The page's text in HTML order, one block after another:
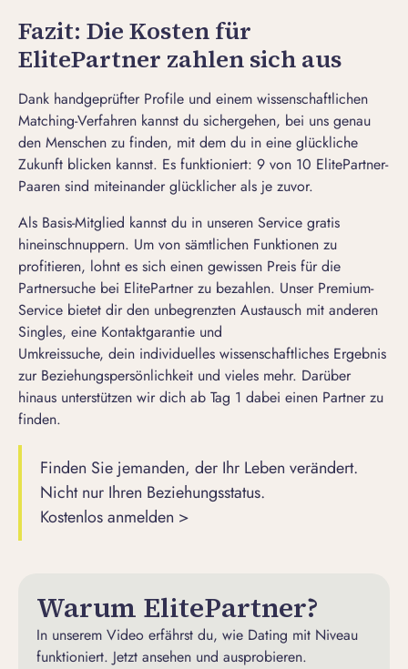
Fazit: Die Kosten für
ElitePartner zahlen sich aus
Dank handgeprüfter Profile und einem wissenschaftlichen
Matching-Verfahren kannst du sichergehen, bei uns genau
den Menschen zu finden, mit dem du in eine glückliche
Zukunft blicken kannst. Es funktioniert: 9 von 10 ElitePartner-
Paaren sind miteinander glücklicher als je zuvor.
Als Basis-Mitglied kannst du in unseren Service gratis
hineinschnuppern. Um von sämtlichen Funktionen zu
profitieren, lohnt es sich einen gewissen Preis für die
Partnersuche bei ElitePartner zu bezahlen. Unser Premium-
Service bietet dir den unbegrenzten Austausch mit anderen
Singles, eine Kontaktgarantie und
Umkreissuche, dein individuelles wissenschaftliches Ergebnis
zur Beziehungspersönlichkeit und vieles mehr. Darüber
hinaus unterstützen wir dich ab Tag 1 dabei einen Partner zu
finden.
Finden Sie jemanden, der Ihr Leben verändert.
Nicht nur Ihren Beziehungsstatus.
Kostenlos anmelden >
Warum ElitePartner?
In unserem Video erfährst du, wie Dating mit Niveau
funktioniert. Jetzt ansehen und ausprobieren.